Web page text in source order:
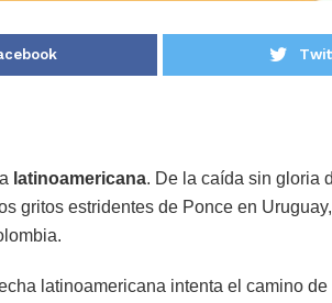
latinoamericana. De la caída sin gloria
gritos estridentes de Ponce en
latinoamericana intenta el camino de